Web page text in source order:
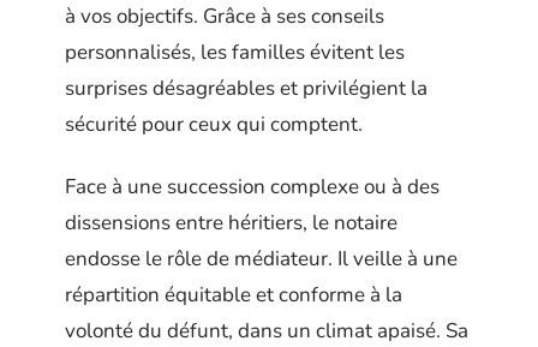
à vos objectifs. Grâce à ses conseils
personnalisés, les familles évitent les
surprises désagréables et privilégient la
sécurité pour ceux qui comptent.
Face à une succession complexe ou à des
dissensions entre héritiers, le notaire
endosse le rôle de médiateur. Il veille à une
répartition équitable et conforme à la
volonté du défunt, dans un climat apaisé. Sa